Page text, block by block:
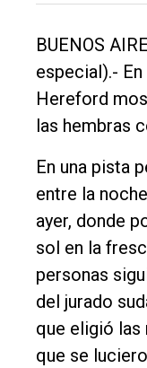
General
Política
Cultura
Rural
Deportes
Fúnebres
Edición
Empresa
Nosotros
BUENOS
especial).-
Hereford
las hembras
En una pista
entre la
ayer, donde
sol en la
personas
del jurado
que eligió las
que se